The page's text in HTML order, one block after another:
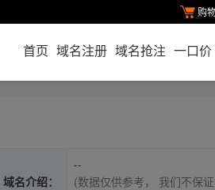
购
首页 域名注册 域名抢注 一口价
域名介绍：
--
(数据仅供参考， 我们不保